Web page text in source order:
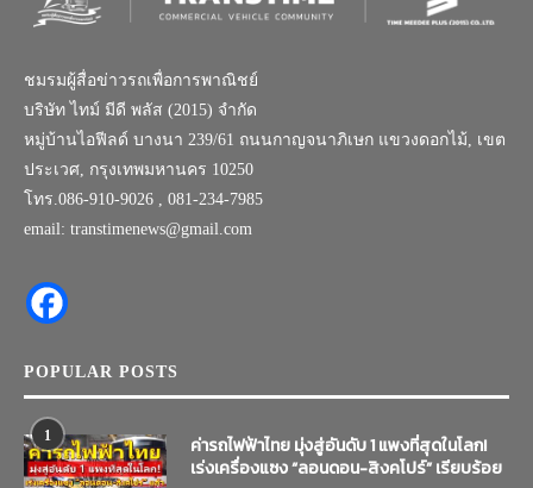
ชมรมผู้สื่อข่าวรถเพื่อการพาณิชย์
บริษัท ไทม์ มีดี พลัส (2015) จำกัด
หมู่บ้านไอฟีลด์ บางนา 239/61 ถนนกาญจนาภิเษก แขวงดอกไม้, เขต
ประเวศ, กรุงเทพมหานคร 10250
โทร.086-910-9026 , 081-234-7985
email: transtimenews@gmail.com
POPULAR POSTS
1
ค่ารถไฟฟ้าไทย มุ่งสู่อันดับ 1 แพงที่สุดในโลก!
เร่งเครื่องแซง “ลอนดอน-สิงคโปร์” เรียบร้อย